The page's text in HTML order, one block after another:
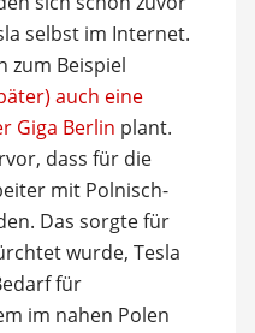
selbst im Internet.
zum Beispiel
auch eine
Giga Berlin plant.
dass für die
mit Polnisch-
Das sorgte für
wurde, Tesla
für
im nahen Polen